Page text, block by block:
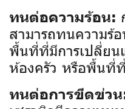
ทนต่อความร้อน:
สามารถทนความร้
พื้นที่ที่มีการเปลี่ย
ห้องครัว หรือพื้นที่
ทนต่อการขีดข่ว